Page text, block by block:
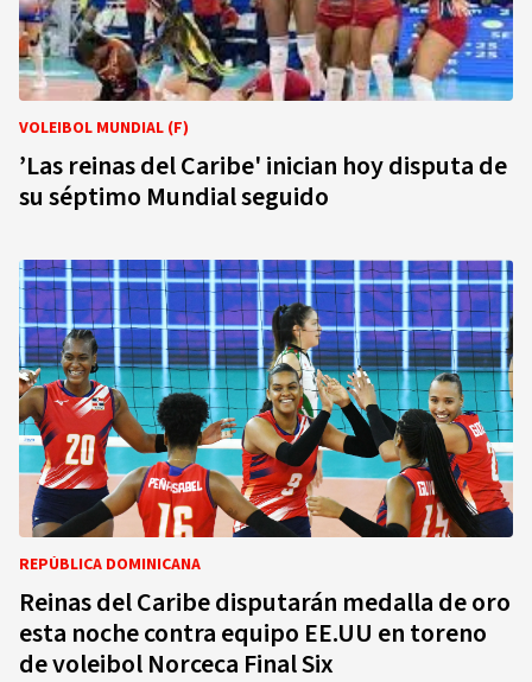
VOLEIBOL MUNDIAL (F)
’Las reinas del Caribe' inician hoy disputa de
su séptimo Mundial seguido
REPÚBLICA DOMINICANA
Reinas del Caribe disputarán medalla de oro
esta noche contra equipo EE.UU en toreno
de voleibol Norceca Final Six